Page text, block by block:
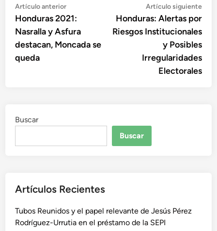
Navegación
de
entradas
Artículo anteriorArtículo
anterior:
Honduras 2021:
Nasralla y Asfura
destacan, Moncada se
queda
Artículo siguiente
Honduras: Alertas por
Riesgos Institucionales
y Posibles
Irregularidades
Electorales
Buscar
Buscar
Artículos Recientes
Tubos Reunidos y el papel relevante de Jesús Pérez
Rodríguez-Urrutia en el préstamo de la SEPI